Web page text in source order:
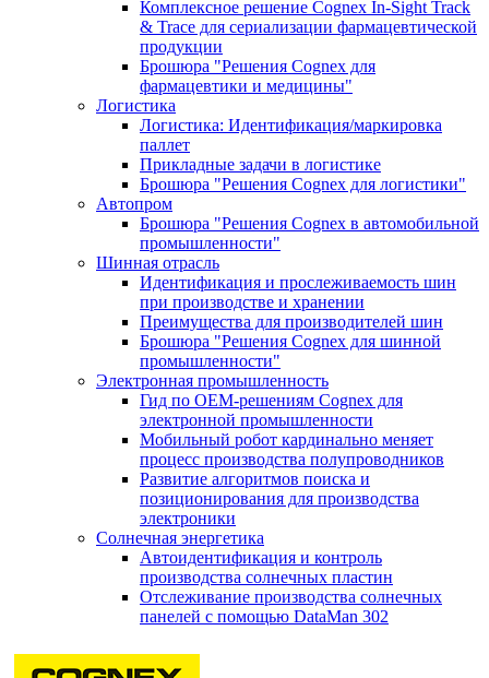
Комплексное решение Cognex In-Sight Track
& Trace для сериализации фармацевтической
продукции
Брошюра "Решения Cognex для
фармацевтики и медицины"
Логистика
Логистика: Идентификация/маркировка
паллет
Прикладные задачи в логистике
Брошюра "Решения Cognex для логистики"
Автопром
Брошюра "Решения Cognex в автомобильной
промышленности"
Шинная отрасль
Идентификация и прослеживаемость шин
при производстве и хранении
Преимущества для производителей шин
Брошюра "Решения Cognex для шинной
промышленности"
Электронная промышленность
Гид по ОЕМ-решениям Cognex для
электронной промышленности
Мобильный робот кардинально меняет
процесс производства полупроводников
Развитие алгоритмов поиска и
позиционирования для производства
электроники
Солнечная энергетика
Автоидентификация и контроль
производства солнечных пластин
Отслеживание производства солнечных
панелей с помощью DataMan 302